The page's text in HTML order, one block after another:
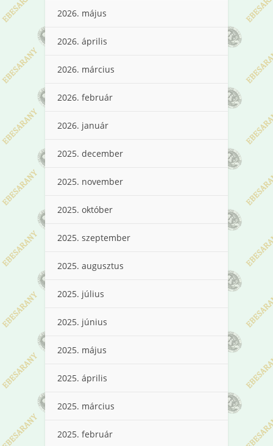
2026. május
2026. április
2026. március
2026. február
2026. január
2025. december
2025. november
2025. október
2025. szeptember
2025. augusztus
2025. július
2025. június
2025. május
2025. április
2025. március
2025. február